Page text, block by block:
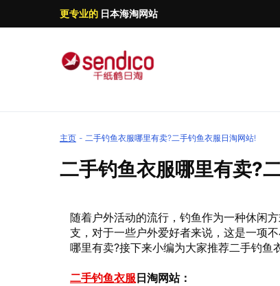
更专业的 日本海淘网站
主页 二手钓鱼衣服哪里有卖?二手钓鱼衣服日淘网站!
二手钓鱼衣服哪里有卖?
随着户外活动的流行，钓鱼作为一种休闲
支，对于一些户外爱好者来说，这是一项
哪里有卖?接下来小编为大家推荐二手钓鱼
二手钓鱼衣服日淘网站：